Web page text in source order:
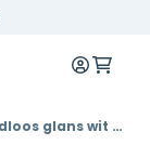
Mijn
Toiletset Julio randloos glans wit met bedieningspaneel Flat gun metal en Geberit Duofix WC-element (UP320)